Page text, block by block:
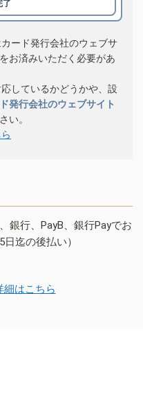
了
ード発行会社のウェブサ
お済みいただく必要があ
しているかどうかや、設
発行会社のウェブサイト
い。
銀行、PayB、銀行Payでお
迄の後払い）
細はこちら